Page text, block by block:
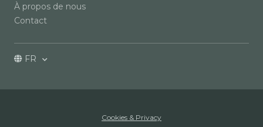
À propos de nous
Contact
FR
Cookies & Privacy